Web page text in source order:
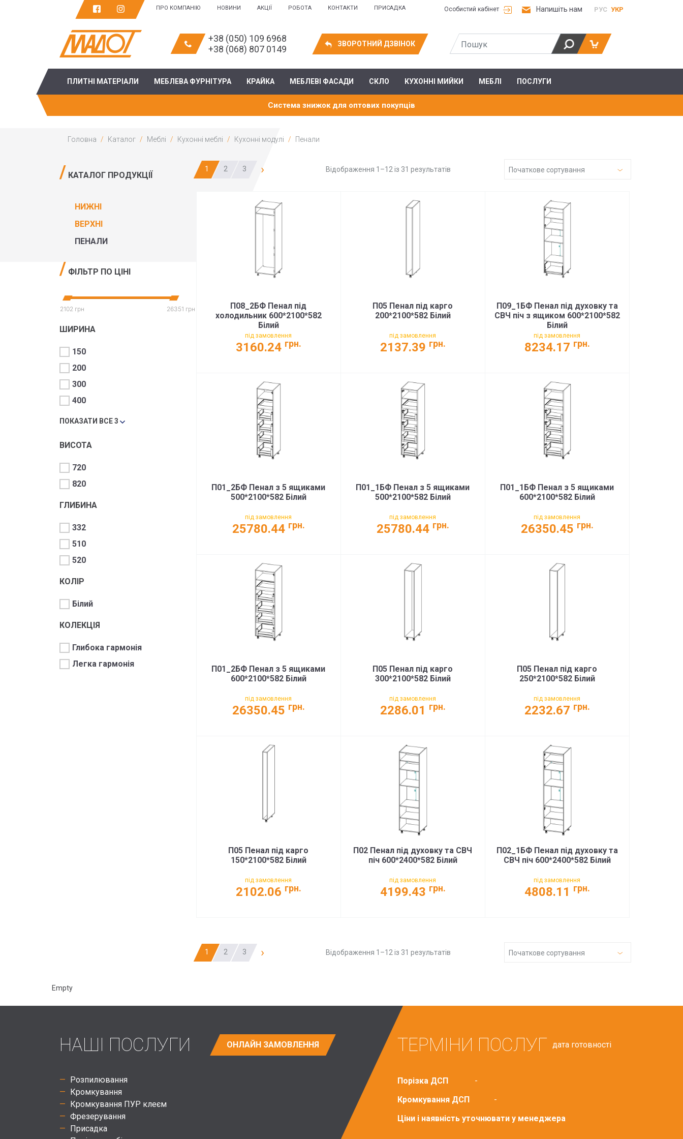
ПРО КОМПАНІЮ НОВИНИ АКЦІЇ РОБОТА КОНТАКТИ ПРИСАДКА Особистий кабінет Напишіть нам РУС УКР
+38 (050) 109 6968
+38 (068) 807 0149
ЗВОРОТНИЙ ДЗВІНОК
ПЛИТНІ МАТЕРІАЛИ МЕБЛЕВА ФУРНІТУРА КРАЙКА МЕБЛЕВІ ФАСАДИ СКЛО КУХОННІ МИЙКИ МЕБЛІ ПОСЛУГИ
Система знижок для оптових покупців
Головна Каталог Меблі Кухонні меблі Кухонні модулі Пенали
КАТАЛОГ ПРОДУКЦІЇ
НИЖНІ
ВЕРХНІ
ПЕНАЛИ
ФІЛЬТР ПО ЦІНІ
2102 грн 26351 грн
ШИРИНА
150
200
300
400
ПОКАЗАТИ ВСЕ 3
ВИСОТА
720
820
ГЛИБИНА
332
510
520
КОЛІР
Білий
КОЛЕКЦІЯ
Глибока гармонія
Легка гармонія
1 2 3 › Відображення 1–12 із 31 результатів Початкове сортування
П08_2БФ Пенал під
холодильник 600*2100*582
Білий
під замовлення
3160.24 грн.
П05 Пенал під карго
200*2100*582 Білий
під замовлення
2137.39 грн.
П09_1БФ Пенал під духовку та
СВЧ піч з ящиком 600*2100*582
Білий
під замовлення
8234.17 грн.
П01_2БФ Пенал з 5 ящиками
500*2100*582 Білий
під замовлення
25780.44 грн.
П01_1БФ Пенал з 5 ящиками
500*2100*582 Білий
під замовлення
25780.44 грн.
П01_1БФ Пенал з 5 ящиками
600*2100*582 Білий
під замовлення
26350.45 грн.
П01_2БФ Пенал з 5 ящиками
600*2100*582 Білий
під замовлення
26350.45 грн.
П05 Пенал під карго
300*2100*582 Білий
під замовлення
2286.01 грн.
П05 Пенал під карго
250*2100*582 Білий
під замовлення
2232.67 грн.
П05 Пенал під карго
150*2100*582 Білий
під замовлення
2102.06 грн.
П02 Пенал під духовку та СВЧ
піч 600*2400*582 Білий
під замовлення
4199.43 грн.
П02_1БФ Пенал під духовку та
СВЧ піч 600*2400*582 Білий
під замовлення
4808.11 грн.
1 2 3 › Відображення 1–12 із 31 результатів Початкове сортування
Empty
НАШІ ПОСЛУГИ ОНЛАЙН ЗАМОВЛЕННЯ
Розпилювання
Кромкування
Кромкування ПУР клеєм
Фрезерування
Присадка
ТЕРМІНИ ПОСЛУГ дата готовності
Порізка ДСП
-
Кромкування ДСП
-
Ціни і наявність уточнювати у менеджера